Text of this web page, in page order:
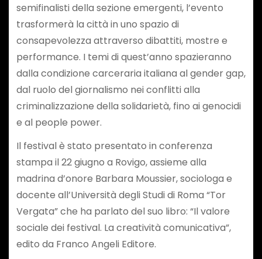
semifinalisti della sezione emergenti, l’evento
trasformerà la città in uno spazio di
consapevolezza attraverso dibattiti, mostre e
performance. I temi di quest’anno spazieranno
dalla condizione carceraria italiana al gender gap,
dal ruolo del giornalismo nei conflitti alla
criminalizzazione della solidarietà, fino ai genocidi
e al people power.
Il festival è stato presentato in conferenza
stampa il 22 giugno a Rovigo, assieme alla
madrina d’onore Barbara Moussier, sociologa e
docente all’Università degli Studi di Roma “Tor
Vergata” che ha parlato del suo libro: “Il valore
sociale dei festival. La creatività comunicativa”,
edito da Franco Angeli Editore.